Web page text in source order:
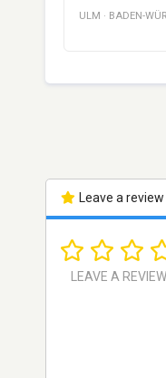
ULM · BADEN-
Leave a review